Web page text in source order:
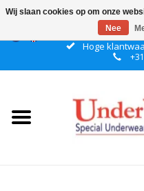
Gratis
Hoge
Home
Wij slaan cookies op om onze
Nee